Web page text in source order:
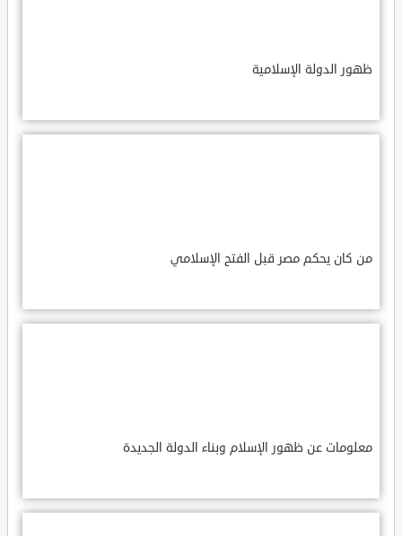
ظهور الدولة الإسلامية
من كان يحكم مصر قبل الفتح الإسلامي
معلومات عن ظهور الإسلام وبناء الدولة الجديدة